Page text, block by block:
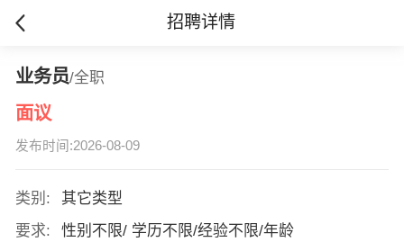
招聘详情
业务员/全职
面议
发布时间:2026-08-09
类别:
其它类型
要求:
性别不限/ 学历不限/经验不限/年龄